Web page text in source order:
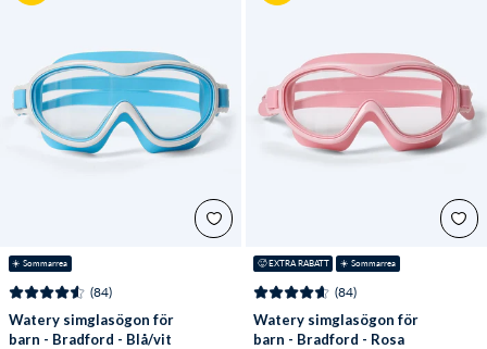
☀️ Sommarrea
(84)
Watery simglasögon för
barn - Bradford - Blå/vit
🥵 EXTRA RABATT ☀️ Sommarrea
(84)
Watery simglasögon för
barn - Bradford - Rosa